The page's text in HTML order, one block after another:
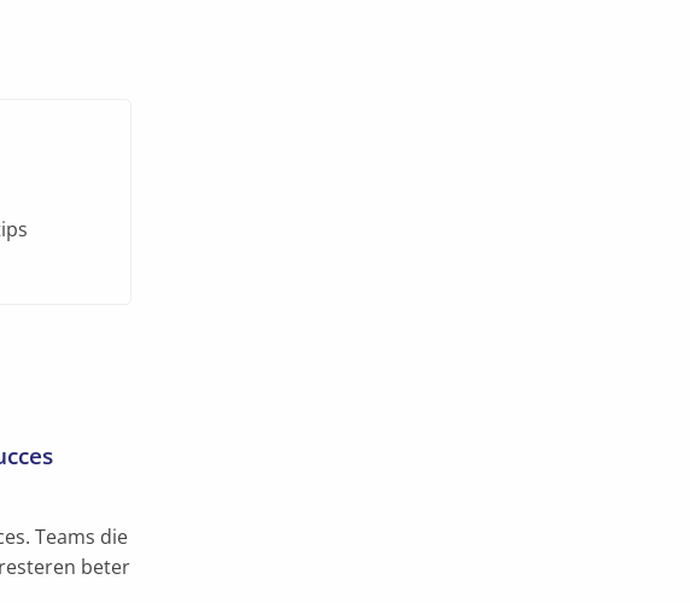
Teams die
beter